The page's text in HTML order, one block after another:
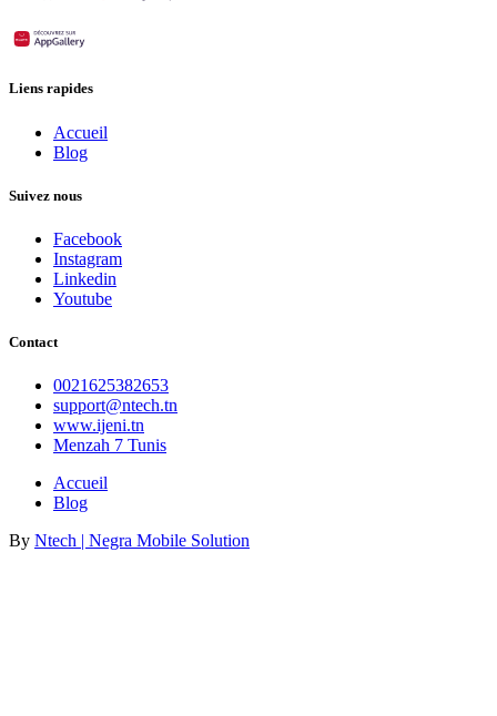
Liens rapides
Accueil
Blog
Suivez nous
Facebook
Instagram
Linkedin
Youtube
Contact
0021625382653
support@ntech.tn
www.ijeni.tn
Menzah 7 Tunis
Accueil
Blog
By Ntech | Negra Mobile Solution